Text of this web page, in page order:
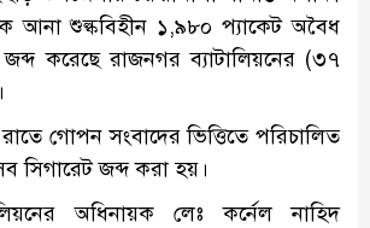
আনা শুল্কবিহীন ১,৯৮০ প্যাকেট অবৈধ
জব্দ করেছে রাজনগর ব্যাটালিয়নের (৩৭
গোপন সংবাদের ভিত্তিতে পরিচালিত
সিগারেট জব্দ করা হয়।
অধিনায়ক লেঃ কর্নেল নাহিদ